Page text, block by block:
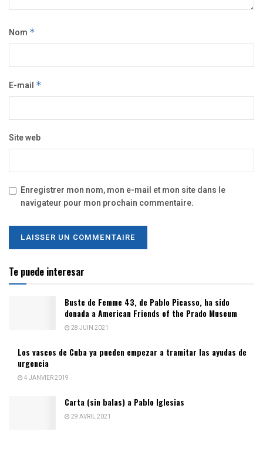
Nom *
E-mail *
Site web
Enregistrer mon nom, mon e-mail et mon site dans le
navigateur pour mon prochain commentaire.
Te puede interesar
Buste de Femme 43, de Pablo Picasso, ha sido
donada a American Friends of the Prado Museum
28 JUIN 2021
Los vascos de Cuba ya pueden empezar a tramitar las ayudas de
urgencia
4 JANVIER 2019
Carta (sin balas) a Pablo Iglesias
29 AVRIL 2021